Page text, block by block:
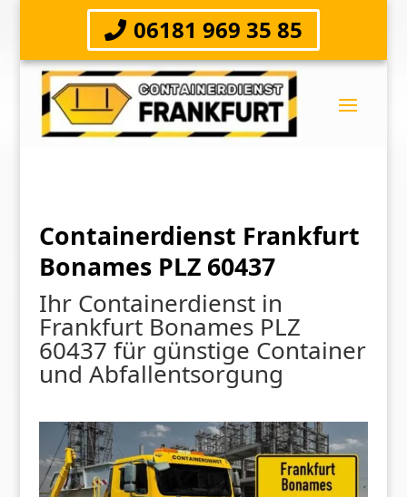
06181 969 35 85
Containerdienst Frankfurt
Bonames PLZ 60437
Ihr Containerdienst in
Frankfurt Bonames PLZ
60437 für günstige Container
und Abfallentsorgung